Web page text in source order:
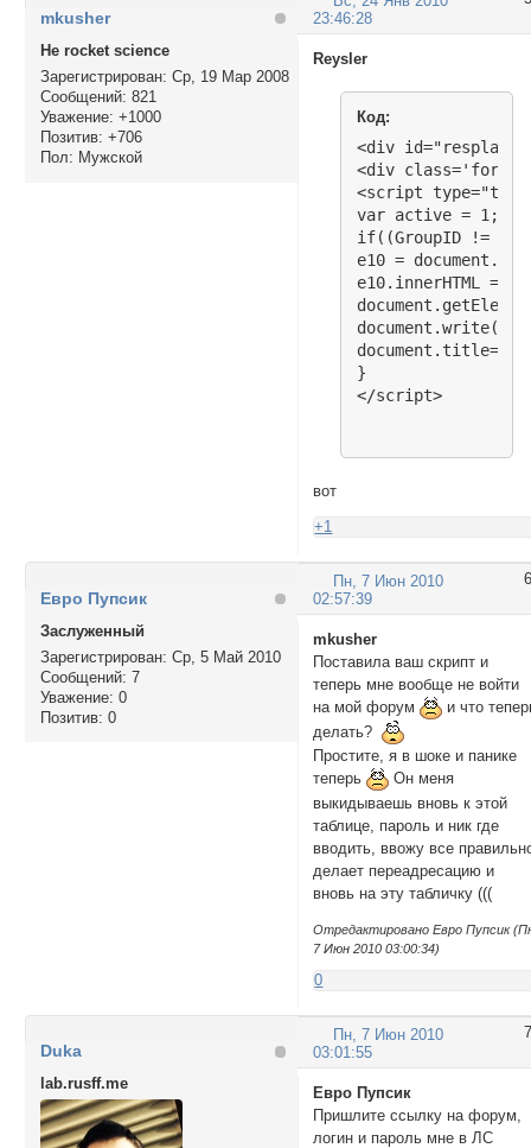
23:46:28
mkusher
Не rocket science
Зарегистрирован: Ср, 19 Мар 2008
Сообщений: 821
Уважение: +1000
Позитив: +706
Пол: Мужской
Reysler
Код:
<div
<div
<script
var active = 1;
if((GroupID != 1
e10 =
e10.innerHTML =
document.title=
}
</script>
вот
+1
6
Пн, 7 Июн 2010
02:57:39
Евро Пупсик
Заслуженный
Зарегистрирован: Ср, 5 Май 2010
Сообщений: 7
Уважение: 0
Позитив: 0
mkusher
Поставила ваш скрипт и
теперь мне вообще не войти
на мой форум
и что
делать?
Простите, я в шоке и панике
теперь
Он меня
выкидываешь вновь к этой
таблице, пароль и ник где
вводить, ввожу все
делает переадресацию и
вновь на эту табличку (((
Отредактировано Евро Пупсик
7 Июн 2010 03:00:34)
0
7
Пн, 7 Июн 2010
03:01:55
Duka
lab.rusff.me
Евро Пупсик
Пришлите ссылку на форум,
логин и пароль мне в ЛС